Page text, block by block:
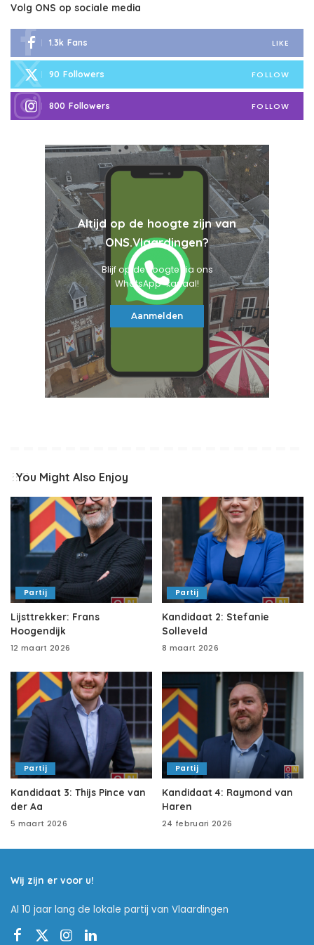
Volg ONS op sociale media
1.3k Fans LIKE
90 Followers FOLLOW
800 Followers FOLLOW
Altijd op de hoogte zijn van
ONS.Vlaardingen?
Blijf op de hoogte via ons
WhatsApp-kanaal!
Aanmelden
You Might Also Enjoy
Partij
Lijsttrekker: Frans
Hoogendijk
12 maart 2026
Partij
Kandidaat 2: Stefanie
Solleveld
8 maart 2026
Partij
Kandidaat 3: Thijs Pince van
der Aa
5 maart 2026
Partij
Kandidaat 4: Raymond van
Haren
24 februari 2026
Wij zijn er voor u!
Al 10 jaar lang de lokale partij van Vlaardingen